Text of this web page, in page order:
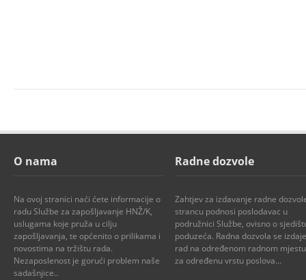
O nama
Na ovoj stranici naći ćete informacije o
radu Službe za zapošljavanje HNŽ/K,
uslugama koje pruža u cilju
zapošljavanja, te općenito o prilikama i
novostima na tržištu rada.
Nezaposlenost je gorući problem naše
sadašnjice..
Radne dozvole
Zahtjev za izdavanje radne
strancu podnosi poslodavac u
podružnici Službe, ovisno o
poduzeća. Radna dozvola se
rad na određenom radnom
za određenu vrstu poslova...